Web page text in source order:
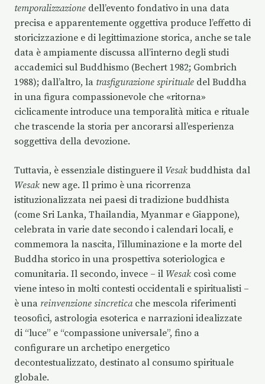
temporalizzazione dell’evento fondativo in una data
precisa e apparentemente oggettiva produce l’effetto di
storicizzazione e di legittimazione storica, anche se tale
data è ampiamente discussa all’interno degli studi
accademici sul Buddhismo (Bechert 1982; Gombrich
1988); dall’altro, la trasfigurazione spirituale del Buddha
in una figura compassionevole che «ritorna»
ciclicamente introduce una temporalità mitica e rituale
che trascende la storia per ancorarsi all’esperienza
soggettiva della devozione.
Tuttavia, è essenziale distinguere il Vesak buddhista dal
Wesak new age. Il primo è una ricorrenza
istituzionalizzata nei paesi di tradizione buddhista
(come Sri Lanka, Thailandia, Myanmar e Giappone),
celebrata in varie date secondo i calendari locali, e
commemora la nascita, l’illuminazione e la morte del
Buddha storico in una prospettiva soteriologica e
comunitaria. Il secondo, invece – il Wesak così come
viene inteso in molti contesti occidentali e spiritualisti –
è una reinvenzione sincreticache mescola riferimenti
teosofici, astrologia esoterica e narrazioni idealizzate
di “luce” e “compassione universale”, fino a
configurare un archetipo energetico
decontestualizzato, destinato al consumo spirituale
globale.